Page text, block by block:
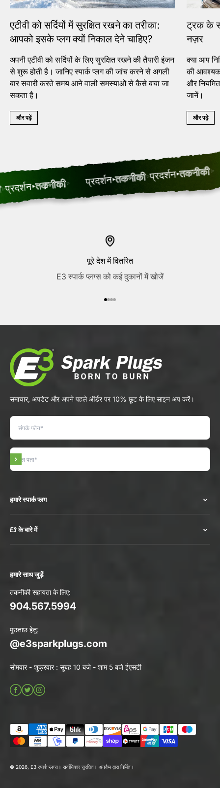
एटीवी को सर्दियों में सुरक्षित रखने का तरीका:
आपको इसके प्लग क्यों निकाल देने चाहिए?
अपनी एटीवी को सर्दियों के लिए सुरक्षित रखने की तैयारी इंजन
से शुरू होती है। जानिए स्पार्क प्लग की जांच करने से अगली
बार सवारी करते समय आने वाली समस्याओं से कैसे बचा जा
सकता है।
और पढ़ें
ट्रक के
नज़र
क्या आप
की
और
जानें।
और पढ़ें
तकनीकी प्रदर्शन तकनीकी प्रदर्शन तकनीकी
पूरे देश में वितरित
E3 स्पार्क प्लग्स को कई दुकानों में खोजें
समाचार, अपडेट और अपने पहले ऑर्डर पर 10% छूट के लिए साइन अप करें।
सदस्यता लें
हमारे स्पार्क प्लग
E3 के बारे में
हमारे साथ जुड़ें
तकनीकी सहायता के लिए:
904.567.5994
पूछताछ हेतु:
@e3sparkplugs.com
सोमवार - शुक्रवार : सुबह 10 बजे - शाम 5 बजे ईएसटी
© 2026, E3 स्पार्क प्लग्स। सर्वाधिकार सुरक्षित। अनकैप द्वारा निर्मित।